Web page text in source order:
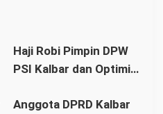
Haji Robi Pimpin DPW
PSI Kalbar dan Optimis
Anggota DPRD Kalbar